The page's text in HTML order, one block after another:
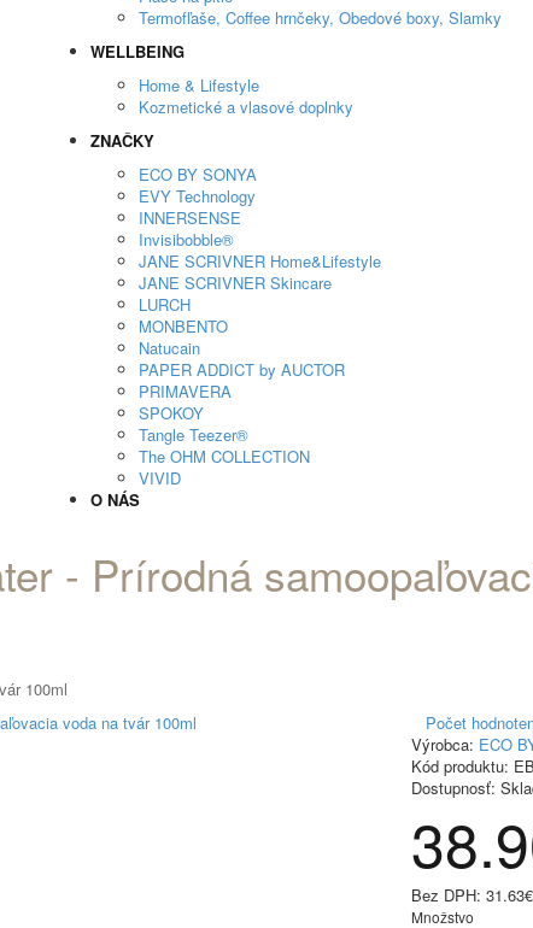
Termofľaše, Coffee hrnčeky, Obedové boxy, Slamky
WELLBEING
Home & Lifestyle
Kozmetické a vlasové doplnky
ZNAČKY
ECO BY SONYA
EVY Technology
INNERSENSE
Invisibobble®
JANE SCRIVNER Home&Lifestyle
JANE SCRIVNER Skincare
LURCH
MONBENTO
Natucain
PAPER ADDICT by AUCTOR
PRIMAVERA
SPOKOY
Tangle Teezer®
The OHM COLLECTION
VIVID
O NÁS
- Prírodná
100ml
Počet
Výrobca: ECO
Kód produktu:
Dostupnosť:
Bez DPH: 31.63€
Množstvo